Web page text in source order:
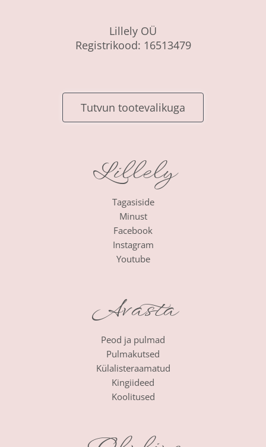
Lillely OÜ
Registrikood: 16513479
Tutvun tootevalikuga
Lillely
Tagasiside
Minust
Facebook
Instagram
Youtube
Avasta
Peod ja pulmad
Pulmakutsed
Külalisteraamatud
Kingiideed
Koolitused